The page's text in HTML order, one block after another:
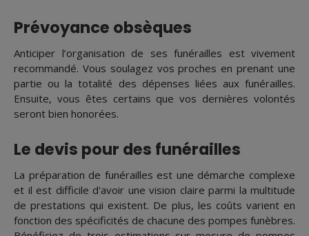
Prévoyance obsèques
Anticiper l’organisation de ses funérailles est vivement
recommandé. Vous soulagez vos proches en prenant une
partie ou la totalité des dépenses liées aux funérailles.
Ensuite, vous êtes certains que vos dernières volontés
seront bien honorées.
Le devis pour des funérailles
La préparation de funérailles est une démarche complexe
et il est difficile d'avoir une vision claire parmi la multitude
de prestations qui existent. De plus, les coûts varient en
fonction des spécificités de chacune des pompes funèbres.